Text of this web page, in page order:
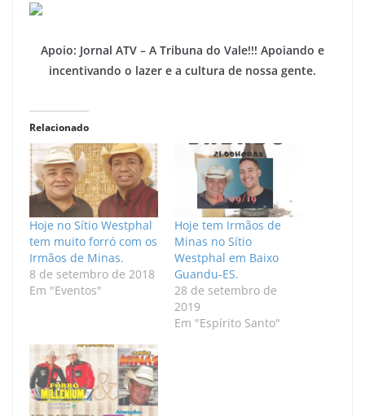
Apoio: Jornal ATV – A Tribuna do Vale!!! Apoiando e
incentivando o lazer e a cultura de nossa gente.
Relacionado
Hoje no Sítio Westphal
tem muito forró com os
Irmãos de Minas.
8 de setembro de 2018
Em "Eventos"
Hoje tem Irmãos de
Minas no Sítio
Westphal em Baixo
Guandu-ES.
28 de setembro de
2019
Em "Espírito Santo"